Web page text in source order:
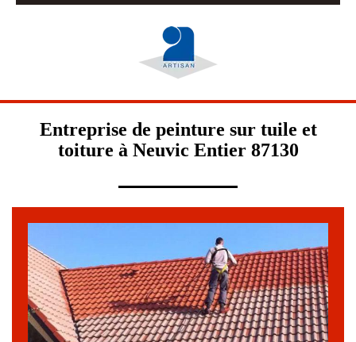
Entreprise de peinture sur tuile et
toiture à Neuvic Entier 87130